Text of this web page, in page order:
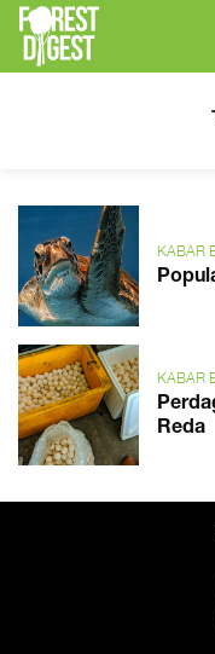
KABAR
KABAR
Reda